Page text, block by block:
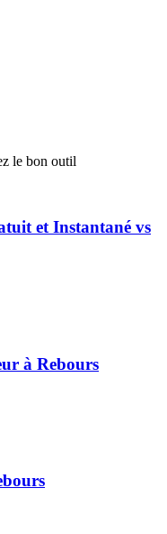
le bon outil
et Instantané vs
à Rebours